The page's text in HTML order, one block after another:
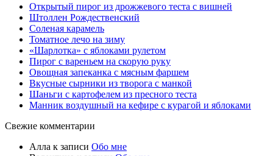
Открытый пирог из дрожжевого теста с вишней
Штоллен Рождественский
Соленая карамель
Томатное лечо на зиму
«Шарлотка» с яблоками рулетом
Пирог с вареньем на скорую руку
Овощная запеканка с мясным фаршем
Вкусные сырники из творога с манкой
Шаньги с картофелем из пресного теста
Манник воздушный на кефире с курагой и яблоками
Свежие комментарии
Алла к записи Обо мне